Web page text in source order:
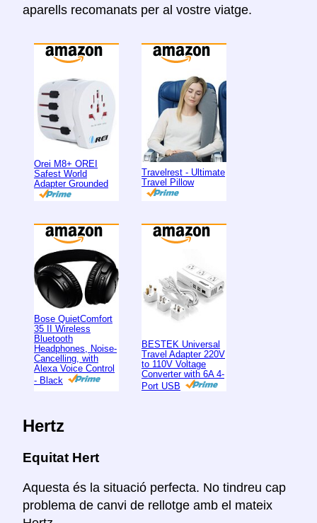
aparells recomanats per al vostre viatge.
Orei M8+ OREI
Safest World
Adapter Grounded
Travelrest - Ultimate
Travel Pillow
Bose QuietComfort
35 II Wireless
Bluetooth
Headphones, Noise-
Cancelling, with
Alexa Voice Control
- Black
BESTEK Universal
Travel Adapter 220V
to 110V Voltage
Converter with 6A 4-
Port USB
Hertz
Equitat Hert
Aquesta és la situació perfecta. No tindreu cap
problema de canvi de rellotge amb el mateix